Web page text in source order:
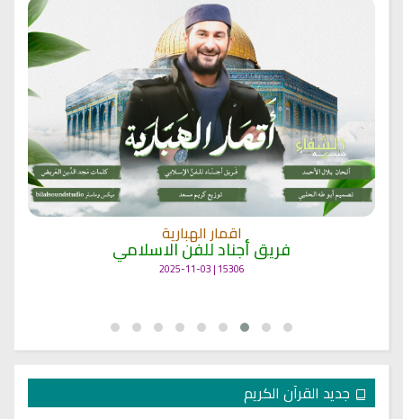
اقمار الهبارية
فريق أجناد للفن الاسلامي
15306 | 2025-11-03
جديد القرآن الكريم